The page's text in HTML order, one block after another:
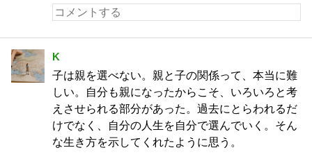
K
子は親を選べない。親と子の関係って、本当に難
しい。自分も親になったからこそ、いろいろと考
えさせられる部分があった。過去にとらわれるだ
けでなく、自分の人生を自分で選んでいく。そん
な生き方を示してくれたように思う。